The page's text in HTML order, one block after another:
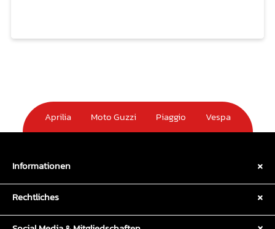
Aprilia Moto Guzzi Piaggio Vespa
Informationen
Rechtliches